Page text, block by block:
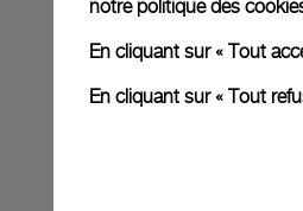
notre politique des
En cliquant sur « Tout
En cliquant sur « Tout